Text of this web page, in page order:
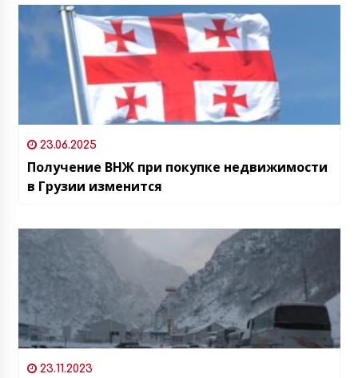
23.06.2025
Получение ВНЖ при покупке недвижимости
в Грузии изменится
23.11.2023